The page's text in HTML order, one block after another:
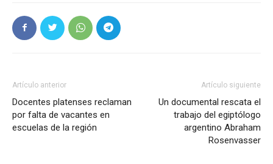
Artículo anterior
Docentes platenses reclaman
por falta de vacantes en
escuelas de la región
Artículo siguiente
Un documental rescata el
trabajo del egiptólogo
argentino Abraham
Rosenvasser